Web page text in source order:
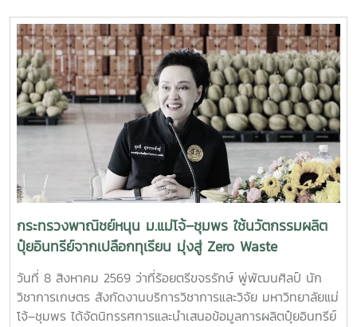
ปะทิว อำเภอปะทิว จังหวัดชุมพรการประชุมจัดขึ้นโดย สำนักงาน
ทรัพยากรธรรมชาติและสิ่งแวดล้อมจังหวัดชุมพร ร่วมกับองค์กร
ความร่วมมือระหว่างประเทศของเยอรมัน (GIZ) ภายใต้โครงการ
Climate, Coastal and Marine Biodiversity (CCMB) โดยมี
มหาวิทยาลัยรามคำแหงและองค์การระหว่างประเทศเพื่อการ
อนุรักษ์ธรรมชาติ (IUCN) เป็นที่ปรึกษาโครงการการประชุมมี
วัตถุประสงค์เพื่อสร้างความรู้ ความเข้าใจ และการรับรู้ที่ถูกต้อง
เกี่ยวกับแนวคิด OECMs (Other Effective area-based
Conservation Measures) รวมถึงเปิดโอกาสให้ผู้นำชุมชน กลุ่ม
ประมง ประชาชน ผู้มีส่วนได้ส่วนเสีย และหน่วยงานที่เกี่ยวข้อง
ร่วมแลกเปลี่ยนความคิดเห็นเกี่ยวกับแนวทางการดำเนินงานใน
พื้นที่ OECMs และการบริหารจัดการทรัพยากรทางทะเลโดยชุมชน
อย่างมีส่วนร่วมและยั่งยืนการเข้าร่วมประชุมของ อาจารย์วีรชัย
เพชรสุทธิ์ ในครั้งนี้ เป็นส่วนหนึ่งของการส่งเสริมบทบาทของ
มหาวิทยาลัยแม่โจ้–ชุมพรในการเชื่อมโยง งานวิชาการ งานวิจัย
และบริการวิชาการกับชุมชนและหน่วยงานภาคีเครือข่าย โดย
กระทรวงพาณิชย์หนุน ม.แม่โจ้–ชุมพร ใช้นวัตกรรมผลิต
ปุ๋ยอินทรีย์จากเปลือกทุเรียน มุ่งสู่ Zero Waste
วันที่ 8 สิงหาคม 2569 ว่าที่ร้อยตรีขจรรักษ์ พู่พัฒนศิลป์ นัก
วิชาการเกษตร สังกัดงานบริการวิชาการและวิจัย มหาวิทยาลัยแม่
โจ้–ชุมพร ได้จัดนิทรรศการและนำเสนอข้อมูลการผลิตปุ๋ยอินทรีย์